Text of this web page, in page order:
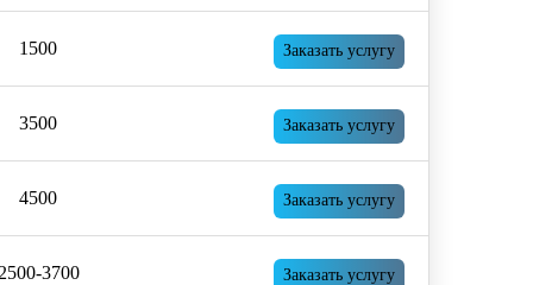
1500 Заказать услугу
3500 Заказать услугу
4500 Заказать услугу
2500-3700 Заказать услугу